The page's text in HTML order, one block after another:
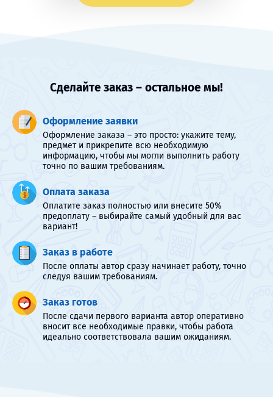
Сделайте заказ – остальное мы!
Оформление заявки
Оформление заказа – это просто: укажите тему,
предмет и прикрепите всю необходимую
информацию, чтобы мы могли выполнить работу
точно по вашим требованиям.
Оплата заказа
Оплатите заказ полностью или внесите 50%
предоплату – выбирайте самый удобный для вас
вариант!
Заказ в работе
После оплаты автор сразу начинает работу, точно
следуя вашим требованиям.
Заказ готов
После сдачи первого варианта автор оперативно
вносит все необходимые правки, чтобы работа
идеально соответствовала вашим ожиданиям.